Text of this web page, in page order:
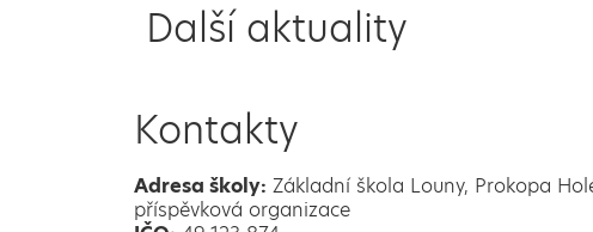
Další aktuality
Kontakty
Adresa školy: Základní škola Louny, Prokopa
příspěvková organizace